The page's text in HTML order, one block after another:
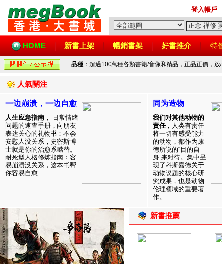
登入帳戶
HOME 新書上架 暢銷書架 好書推介 特
品種 ：超過100萬種各類書籍/音像和精品，正品正價，
人氣關注
一边崩溃，一边自愈
人生应急指南 ， 日常情绪
问题的速查手册，向朋友
表达关心的礼物书：不会
安慰人没关系，史密斯博
士就是你的治愈系嘴替。
耐死型人格修炼指南：容
易崩溃没关系，这本书帮
你容易自愈...
同为造物
我们对其他动物的
责任，人类有责任
将一切有感受能力
的动物，都作为康
德所说的“目的自
身”来对待。集中呈
现了科斯嘉德关于
动物议题的核心研
究成果，也是动物
伦理领域的重要著
作。...
新書推薦